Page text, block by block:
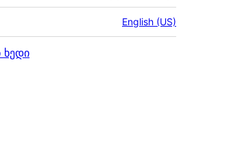
English (US)
ხედი